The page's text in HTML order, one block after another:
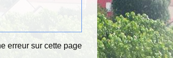
erreur sur cette page